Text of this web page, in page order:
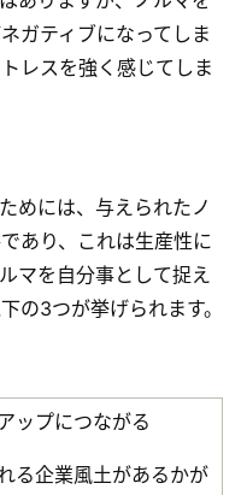
ガティブになってしま
レスを強く感じてしま
めには、与えられたノ
あり、これは生産性に
マを自分事として捉え
の3つが挙げられます。
ップにつながる
る企業風土があるかが